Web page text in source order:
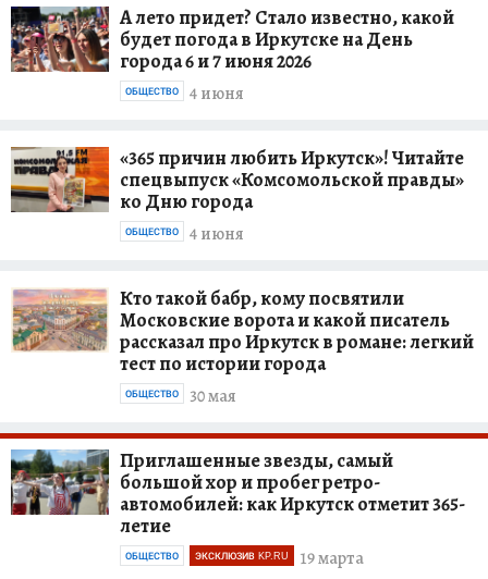
А лето придет? Стало известно, какой
будет погода в Иркутске на День
города 6 и 7 июня 2026
4 июня
ОБЩЕСТВО
«365 причин любить Иркутск»! Читайте
спецвыпуск «Комсомольской правды»
ко Дню города
4 июня
ОБЩЕСТВО
Кто такой бабр, кому посвятили
Московские ворота и какой писатель
рассказал про Иркутск в романе: легкий
тест по истории города
30 мая
ОБЩЕСТВО
Приглашенные звезды, самый
большой хор и пробег ретро-
автомобилей: как Иркутск отметит 365-
летие
19 марта
ОБЩЕСТВО ЭКСКЛЮЗИВ KP.RU